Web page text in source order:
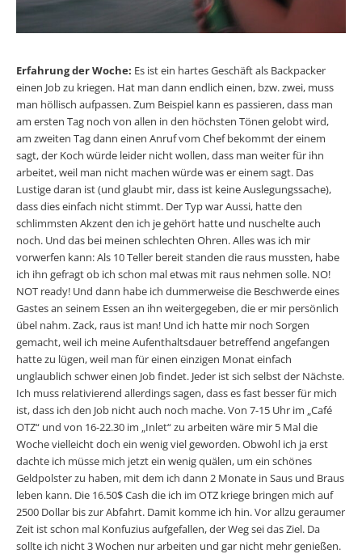
Erfahrung der Woche: Es ist ein hartes Geschäft als Backpacker
einen Job zu kriegen. Hat man dann endlich einen, bzw. zwei, muss
man höllisch aufpassen. Zum Beispiel kann es passieren, dass man
am ersten Tag noch von allen in den höchsten Tönen gelobt wird,
am zweiten Tag dann einen Anruf vom Chef bekommt der einem
sagt, der Koch würde leider nicht wollen, dass man weiter für ihn
arbeitet, weil man nicht machen würde was er einem sagt. Das
Lustige daran ist (und glaubt mir, dass ist keine Auslegungssache),
dass dies einfach nicht stimmt. Der Typ war Aussi, hatte den
schlimmsten Akzent den ich je gehört hatte und nuschelte auch
noch. Und das bei meinen schlechten Ohren. Alles was ich mir
vorwerfen kann: Als 10 Teller bereit standen die raus mussten, habe
ich ihn gefragt ob ich schon mal etwas mit raus nehmen solle. NO!
NOT ready! Und dann habe ich dummerweise die Beschwerde eines
Gastes an seinem Essen an ihn weitergegeben, die er mir persönlich
übel nahm. Zack, raus ist man! Und ich hatte mir noch Sorgen
gemacht, weil ich meine Aufenthaltsdauer betreffend angefangen
hatte zu lügen, weil man für einen einzigen Monat einfach
unglaublich schwer einen Job findet. Jeder ist sich selbst der Nächste.
Ich muss relativierend allerdings sagen, dass es fast besser für mich
ist, dass ich den Job nicht auch noch mache. Von 7-15 Uhr im „Café
OTZ“ und von 16-22.30 im „Inlet“ zu arbeiten wäre mir 5 Mal die
Woche vielleicht doch ein wenig viel geworden. Obwohl ich ja erst
dachte ich müsse mich jetzt ein wenig quälen, um ein schönes
Geldpolster zu haben, mit dem ich dann 2 Monate in Saus und Braus
leben kann. Die 16.50$ Cash die ich im OTZ kriege bringen mich auf
2500 Dollar bis zur Abfahrt. Damit komme ich hin. Vor allzu geraumer
Zeit ist schon mal Konfuzius aufgefallen, der Weg sei das Ziel. Da
sollte ich nicht 3 Wochen nur arbeiten und gar nicht mehr genießen.